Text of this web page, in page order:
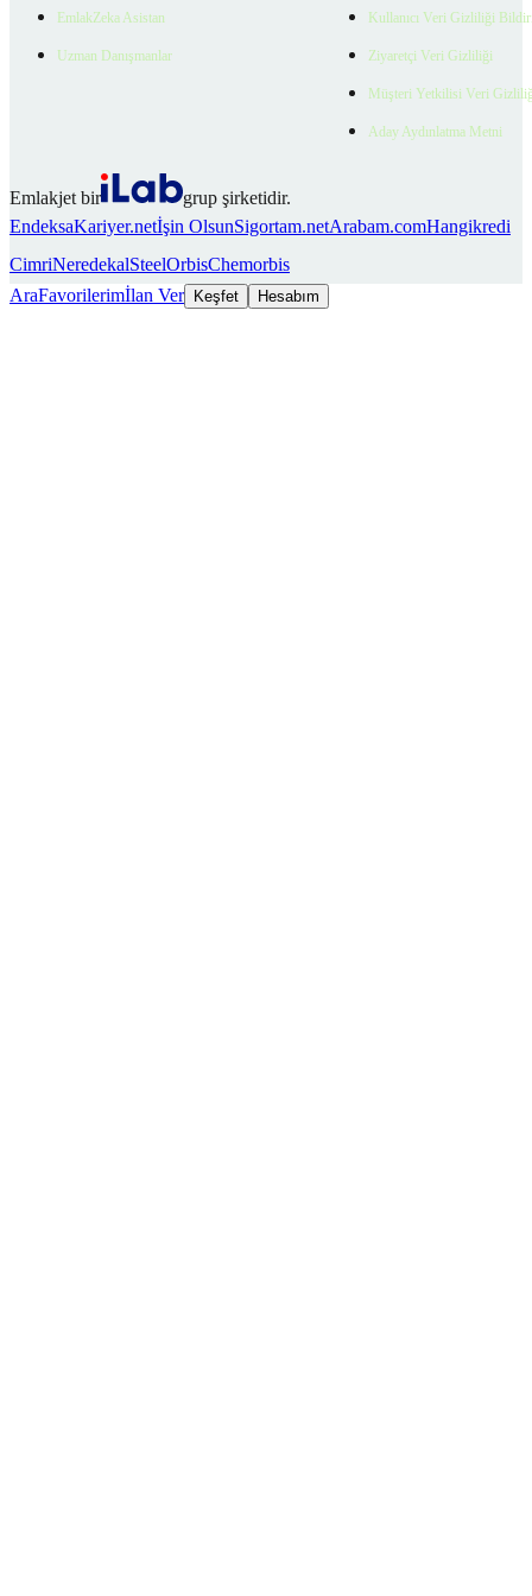
EmlakZeka Asistan
Uzman Danışmanlar
Kullanıcı Veri Gizliliği
Ziyaretçi Veri Gizliliği
Müşteri Yetkilisi Veri
Aday Aydınlatma Metni
Emlakjet bir
grup şirketidir.
EndeksaKariyer.netİşin OlsunSigortam.netArabam.comHangikredi
CimriNeredekalSteelOrbisChemorbis
AraFavorilerimİlan Ver Keşfet Hesabım